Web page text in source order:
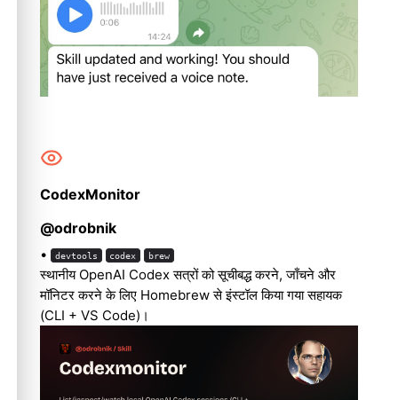
CodexMonitor
@odrobnik
• devtools codex brew
स्थानीय OpenAI Codex सत्रों को सूचीबद्ध करने, जाँचने और
मॉनिटर करने के लिए Homebrew से इंस्टॉल किया गया सहायक
(CLI + VS Code)।